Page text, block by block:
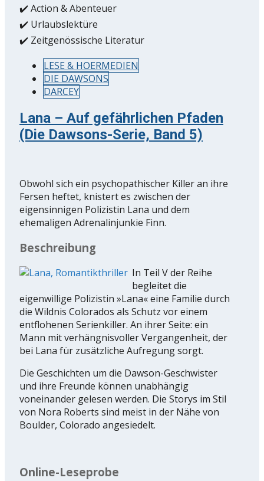
✔️ Action & Abenteuer
✔️ Urlaubslektüre
✔️ Zeitgenössische Literatur
LESE & HOERMEDIEN
DIE DAWSONS
DARCEY
Lana – Auf gefährlichen Pfaden
(Die Dawsons-Serie, Band 5)
Obwohl sich ein psychopathischer Killer an ihre
Fersen heftet, knistert es zwischen der
eigensinnigen Polizistin Lana und dem
ehemaligen Adrenalinjunkie Finn.
Beschreibung
In Teil V der Reihe
begleitet die
eigenwillige Polizistin »Lana« eine Familie durch
die Wildnis Colorados als Schutz vor einem
entflohenen Serienkiller. An ihrer Seite: ein
Mann mit verhängnisvoller Vergangenheit, der
bei Lana für zusätzliche Aufregung sorgt.
Die Geschichten um die Dawson-Geschwister
und ihre Freunde können unabhängig
voneinander gelesen werden. Die Storys im Stil
von Nora Roberts sind meist in der Nähe von
Boulder, Colorado angesiedelt.
Online-Leseprobe